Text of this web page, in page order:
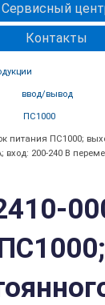
Сервисный
Контакты
ввод/вывод
ПС1000
питания ПС1000;
вход: 200-240 В